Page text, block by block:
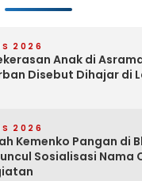
2026
Anak di
Disebut Dihajar di
2026
Kemenko Pangan di
Sosialisasi Nama